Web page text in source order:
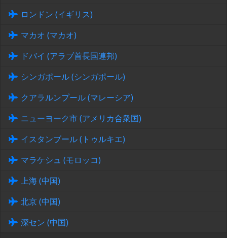
ロンドン (イギリス)
マカオ (マカオ)
ドバイ (アラブ首長国連邦)
シンガポール (シンガポール)
クアラルンプール (マレーシア)
ニューヨーク市 (アメリカ合衆国)
イスタンブール (トゥルキエ)
マラケシュ (モロッコ)
上海 (中国)
北京 (中国)
深セン (中国)